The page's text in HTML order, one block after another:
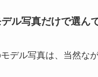
ル写真だけで選ん
デル写真は、当然な